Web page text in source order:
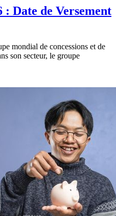
Date de Versement
mondial de concessions et de
son secteur, le groupe